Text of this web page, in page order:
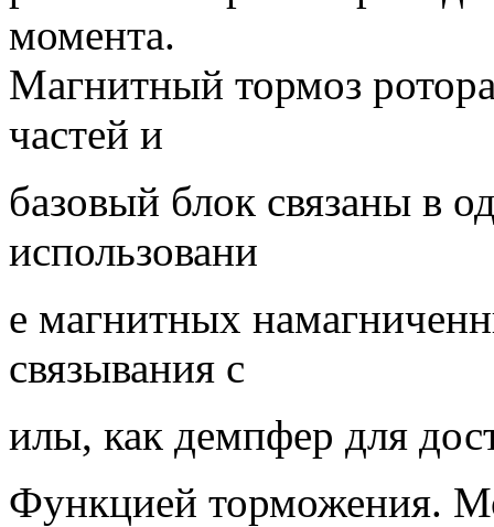
момента.
Магнитный тормоз
частей и
базовый блок связаны в
использовани
е магнитных
связывания с
илы, как демпфер для
Функцией торможения.